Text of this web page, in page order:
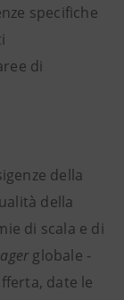
specifiche
di
della
della
di scala e di
globale -
date le